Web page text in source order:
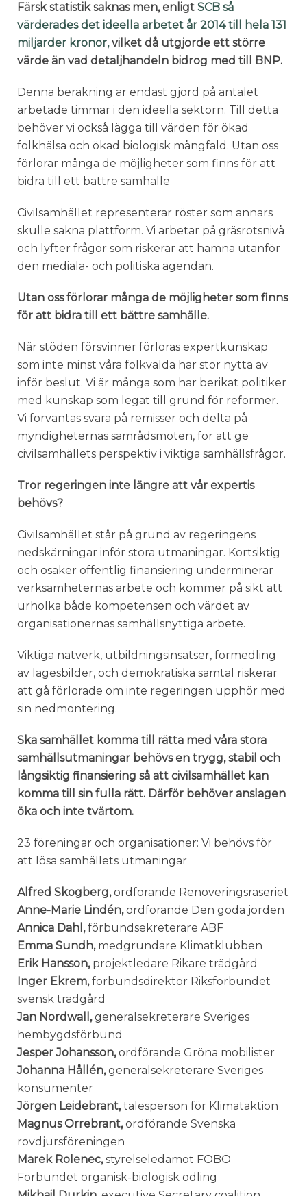
Färsk statistik saknas men, enligt SCB så
värderades det ideella arbetet år 2014 till hela 131
miljarder kronor,vilket då utgjorde ett större
värde än vad detaljhandeln bidrog med till BNP.
Denna beräkning är endast gjord på antalet
arbetade timmar i den ideella sektorn. Till detta
behöver vi också lägga till värden för ökad
folkhälsa och ökad biologisk mångfald. Utan oss
förlorar många de möjligheter som finns för att
bidra till ett bättre samhälle
Civilsamhället representerar röster som annars
skulle sakna plattform. Vi arbetar på gräsrotsnivå
och lyfter frågor som riskerar att hamna utanför
den mediala- och politiska agendan.
Utan oss förlorar många de möjligheter som finns
för att bidra till ett bättre samhälle.
När stöden försvinner förloras expertkunskap
som inte minst våra folkvalda har stor nytta av
inför beslut. Vi är många som har berikat politiker
med kunskap som legat till grund för reformer.
Vi förväntas svara på remisser och delta på
myndigheternas samrådsmöten, för att ge
civilsamhällets perspektiv i viktiga samhällsfrågor.
Tror regeringen inte längre att vår expertis
behövs?
Civilsamhället står på grund av regeringens
nedskärningar inför stora utmaningar. Kortsiktig
och osäker offentlig finansiering underminerar
verksamheternas arbete och kommer på sikt att
urholka både kompetensen och värdet av
organisationernas samhällsnyttiga arbete.
Viktiga nätverk, utbildningsinsatser, förmedling
av lägesbilder, och demokratiska samtal riskerar
att gå förlorade om inte regeringen upphör med
sin nedmontering.
Ska samhället komma till rätta med våra stora
samhällsutmaningar behövs en trygg, stabil och
långsiktig finansiering så att civilsamhället kan
komma till sin fulla rätt. Därför behöver anslagen
öka och inte tvärtom.
23 föreningar och organisationer: Vi behövs för
att lösa samhällets utmaningar
Alfred Skogberg,ordförande Renoveringsraseriet
Anne-Marie Lindén,ordförande Den goda jorden
Annica Dahl,förbundsekreterare ABF
Emma Sundh,medgrundare Klimatklubben
Erik Hansson,projektledare Rikare trädgård
Inger Ekrem,förbundsdirektör Riksförbundet
svensk trädgård
Jan Nordwall,generalsekreterare Sveriges
hembygdsförbund
Jesper Johansson,ordförande Gröna mobilister
Johanna Hållén,generalsekreterare Sveriges
konsumenter
Jörgen Leidebrant,talesperson för Klimataktion
Magnus Orrebrant,ordförande Svenska
rovdjursföreningen
Marek Rolenec,styrelseledamot FOBO
Förbundet organisk-biologisk odling